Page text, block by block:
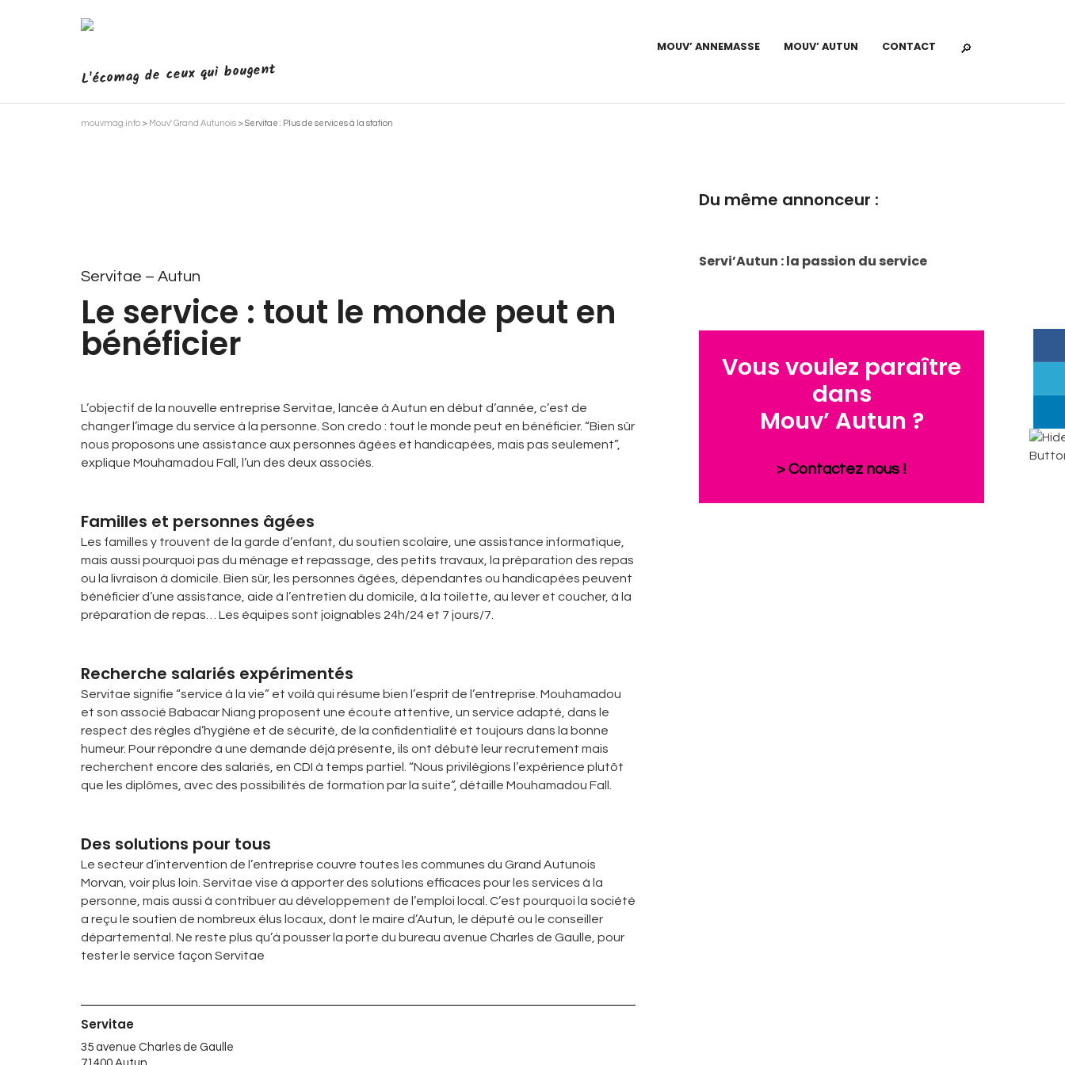
L'écomag de ceux qui bougent
MOUV’ ANNEMASSE MOUV’ AUTUN CONTACT
mouvmag.info > Mouv' Grand Autunois >Servitae : Plus de services à la station
Servitae – Autun
Le service : tout le monde peut en
bénéficier
L’objectif de la nouvelle entreprise Servitae, lancée à Autun en début d’année, c’est de
changer l’image du service à la personne. Son credo : tout le monde peut en bénéficier. “Bien sûr
nous proposons une assistance aux personnes âgées et handicapées, mais pas seulement”,
explique Mouhamadou Fall, l’un des deux associés.
Familles et personnes âgées
Les familles y trouvent de la garde d’enfant, du soutien scolaire, une assistance informatique,
mais aussi pourquoi pas du ménage et repassage, des petits travaux, la préparation des repas
ou la livraison à domicile. Bien sûr, les personnes âgées, dépendantes ou handicapées peuvent
bénéficier d’une assistance, aide à l’entretien du domicile, à la toilette, au lever et coucher, à la
préparation de repas… Les équipes sont joignables 24h/24 et 7 jours/7.
Recherche salariés expérimentés
Servitae signifie “service à la vie” et voilà qui résume bien l’esprit de l’entreprise. Mouhamadou
et son associé Babacar Niang proposent une écoute attentive, un service adapté, dans le
respect des règles d’hygiène et de sécurité, de la confidentialité et toujours dans la bonne
humeur. Pour répondre à une demande déjà présente, ils ont débuté leur recrutement mais
recherchent encore des salariés, en CDI à temps partiel. “Nous privilégions l’expérience plutôt
que les diplômes, avec des possibilités de formation par la suite”, détaille Mouhamadou Fall.
Des solutions pour tous
Le secteur d’intervention de l’entreprise couvre toutes les communes du Grand Autunois
Morvan, voir plus loin. Servitae vise à apporter des solutions efficaces pour les services à la
personne, mais aussi à contribuer au développement de l’emploi local. C’est pourquoi la société
a reçu le soutien de nombreux élus locaux, dont le maire d’Autun, le député ou le conseiller
départemental. Ne reste plus qu’à pousser la porte du bureau avenue Charles de Gaulle, pour
tester le service façon Servitae
Servitae
35 avenue Charles de Gaulle
Du même annonceur :
Servi’Autun : la passion du service
Vous voulez paraître
dans
Mouv’ Autun ?
> Contactez nous !